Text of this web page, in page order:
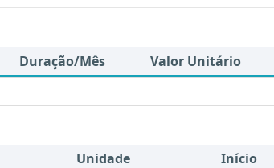
Duração/Mês Valor Unitário
Unidade Início